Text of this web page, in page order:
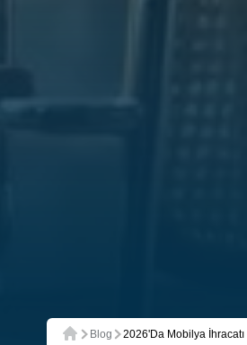
Blog 2026'da Mobilya İhracatı